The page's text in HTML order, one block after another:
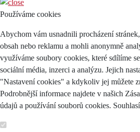
Používáme cookies
Abychom vám usnadnili procházení
obsah nebo reklamu a mohli anonymně
využíváme soubory cookies, které sdílíme
sociální média, inzerci a analýzu. Jejich
"Nastavení cookies" a kdykoliv jej můžete
Podrobnější informace najdete v našich
údajů a používání souborů cookies.